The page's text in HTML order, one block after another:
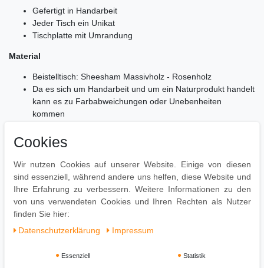
Gefertigt in Handarbeit
Jeder Tisch ein Unikat
Tischplatte mit Umrandung
Material
Beistelltisch: Sheesham Massivholz - Rosenholz
Da es sich um Handarbeit und um ein Naturprodukt handelt
kann es zu Farbabweichungen oder Unebenheiten
kommen
Lieferung ohne Dekoration
Montage
Cookies
Wir nutzen Cookies auf unserer Website. Einige von diesen
sind essenziell, während andere uns helfen, diese Website und
Ihre Erfahrung zu verbessern. Weitere Informationen zu den
von uns verwendeten Cookies und Ihren Rechten als Nutzer
finden Sie hier:
Daten­schutz­erklärung
Impressum
Essenziell Statistik